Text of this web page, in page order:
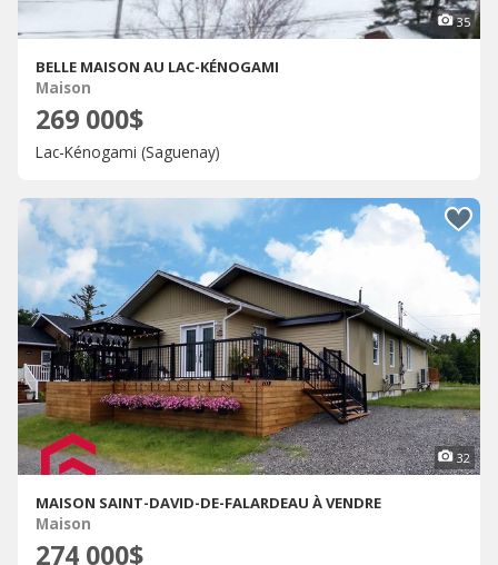
35
BELLE MAISON AU LAC-KÉNOGAMI
Maison
269 000$
Lac-Kénogami (Saguenay)
32
MAISON SAINT-DAVID-DE-FALARDEAU À VENDRE
Maison
274 000$